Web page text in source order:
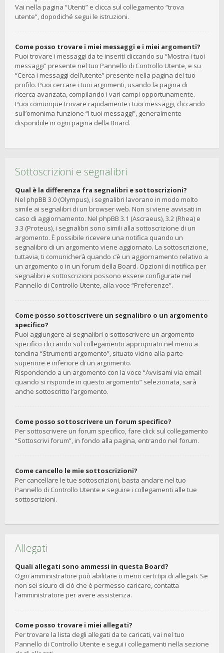
Vai nella pagina “Utenti” e clicca sul collegamento “trova
utente”, dopodiché segui le istruzioni.
Come posso trovare i miei messaggi e i miei argomenti?
Puoi trovare i messaggi da te inseriti cliccando su “Mostra i tuoi
messaggi” presente nel tuo Pannello di Controllo Utente, e su
“Cerca i messaggi dell’utente” presente nella pagina del tuo
profilo. Puoi cercare i tuoi argomenti, usando la pagina di
ricerca avanzata, compilando i vari campi opportunamente.
Puoi comunque trovare rapidamente i tuoi messaggi, cliccando
sull’omonima funzione “I tuoi messaggi”, generalmente
disponibile in ogni pagina della Board.
Sottoscrizioni e segnalibri
Qual è la differenza fra segnalibri e sottoscrizioni?
Nel phpBB 3.0 (Olympus), i segnalibri lavorano in modo molto
simile ai segnalibri di un browser web. Non si viene avvisati in
caso di aggiornamento. Nel phpBB 3.1 (Ascraeus), 3.2 (Rhea) e
3.3 (Proteus), i segnalibri sono simili alla sottoscrizione di un
argomento. È possibile ricevere una notifica quando un
segnalibro di un argomento viene aggiornato. La sottoscrizione,
tuttavia, ti comunicherà quando c’è un aggiornamento relativo a
un argomento o in un forum della Board. Opzioni di notifica per
segnalibri e sottoscrizioni possono essere configurate nel
Pannello di Controllo Utente, alla voce “Preferenze”.
Come posso sottoscrivere un segnalibro o un argomento
specifico?
Puoi aggiungere ai segnalibri o sottoscrivere un argomento
specifico cliccando sul collegamento appropriato nel menu a
tendina “Strumenti argomento”, situato vicino alla parte
superiore e inferiore di un argomento.
Rispondendo a un argomento con la voce “Avvisami via email
quando si risponde in questo argomento” selezionata, sarà
anche sottoscritto l’argomento.
Come posso sottoscrivere un forum specifico?
Per sottoscrivere un forum specifico, fare click sul collegamento
“Sottoscrivi forum”, in fondo alla pagina, entrando nel forum.
Come cancello le mie sottoscrizioni?
Per cancellare le tue sottoscrizioni, basta andare nel tuo
Pannello di Controllo Utente e seguire i collegamenti alle tue
sottoscrizioni.
Allegati
Quali allegati sono ammessi in questa Board?
Ogni amministratore può abilitare o meno certi tipi di allegati. Se
non sei sicuro di ciò che è permesso caricare, contatta
l’amministratore per avere assistenza.
Come posso trovare i miei allegati?
Per trovare la lista degli allegati da te caricati, vai nel tuo
Pannello di Controllo Utente e segui i collegamenti nella sezione